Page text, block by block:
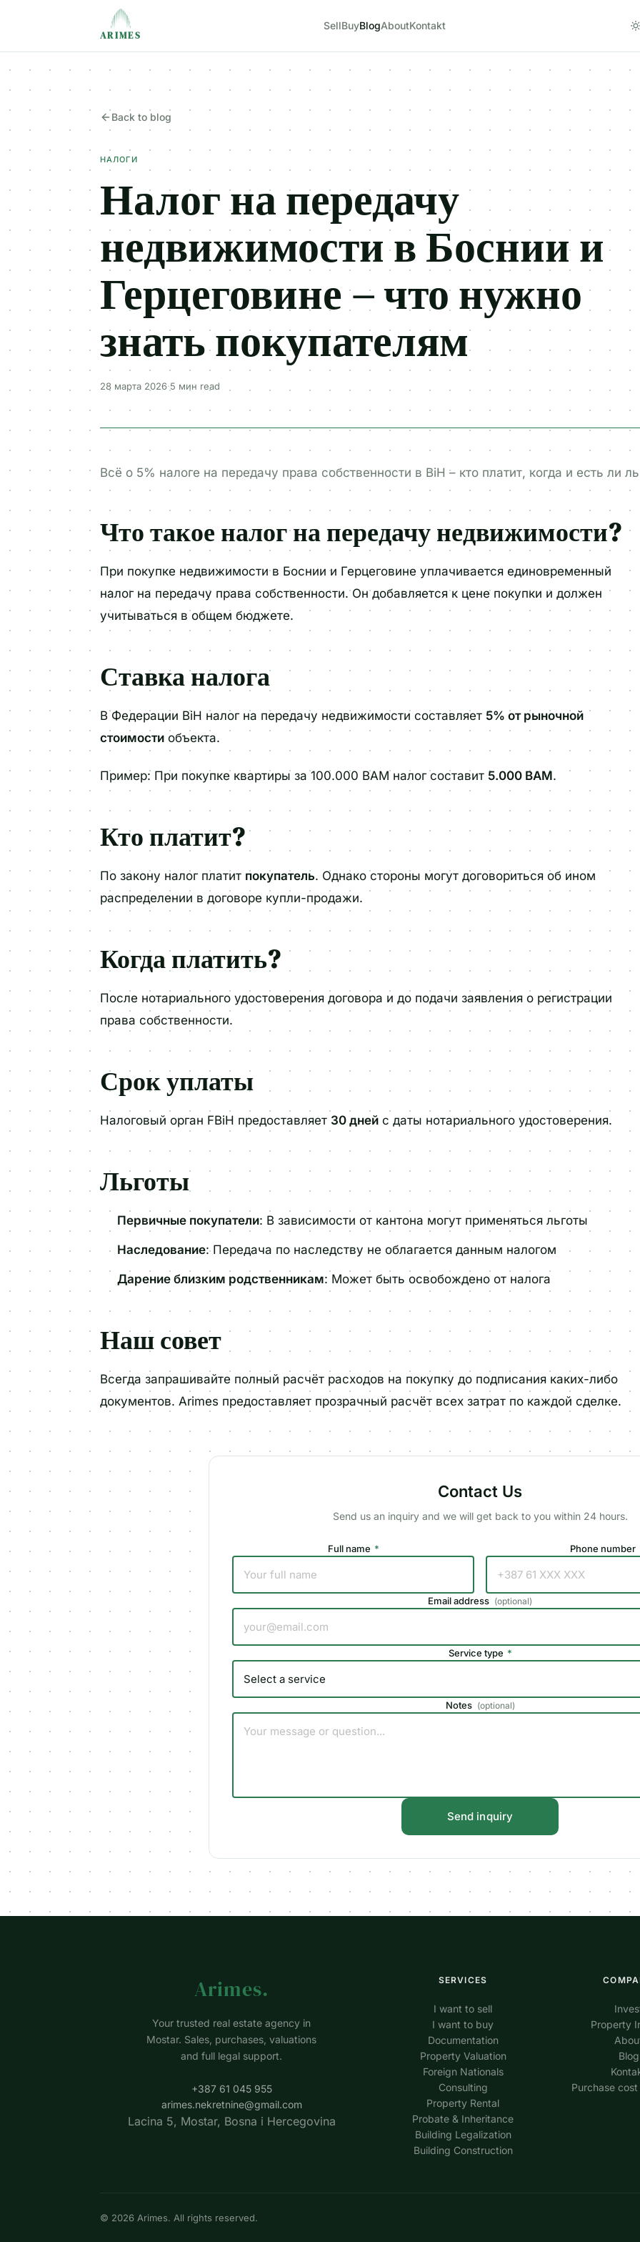
ARIMES
SellBuyBlogAboutKontakt
Back to blog
НАЛОГИ
Налог на передачу
недвижимости в Боснии и
Герцеговине – что нужно
знать покупателям
28 марта 2026·5 мин read
Всё о 5% налоге на передачу права собственности в BiH – кто платит, когда и есть ли
Что такое налог на передачу недвижимости?
При покупке недвижимости в Боснии и Герцеговине уплачивается единовременный
налог на передачу права собственности. Он добавляется к цене покупки и должен
учитываться в общем бюджете.
Ставка налога
В Федерации BiH налог на передачу недвижимости составляет 5% от рыночной
стоимости объекта.
Пример: При покупке квартиры за 100.000 BAM налог составит 5.000 BAM.
Кто платит?
По закону налог платит покупатель. Однако стороны могут договориться об ином
распределении в договоре купли-продажи.
Когда платить?
После нотариального удостоверения договора и до подачи заявления о регистрации
права собственности.
Срок уплаты
Налоговый орган FBiH предоставляет 30 дней с даты нотариального удостоверения.
Льготы
Первичные покупатели: В зависимости от кантона могут применяться льготы
Наследование: Передача по наследству не облагается данным налогом
Дарение близким родственникам: Может быть освобождено от налога
Наш совет
Всегда запрашивайте полный расчёт расходов на покупку до подписания каких-либо
документов. Arimes предоставляет прозрачный расчёт всех затрат по каждой сделке.
Contact Us
Send us an inquiry and we will get back to you within 24 hours.
Full name * Phone number
Email address (optional)
Service type *
Notes (optional)
Send inquiry
Arimes.
Your trusted real estate agency in
Mostar. Sales, purchases, valuations
and full legal support.
+387 61 045 955
arimes.nekretnine@gmail.com
Lacina 5, Mostar, Bosna i Hercegovina
SERVICES
I want to sell
I want to buy
Documentation
Property Valuation
Foreign Nationals
Consulting
Property Rental
Probate & Inheritance
Building Legalization
Building Construction
Property
Blog
Purchase
© 2026 Arimes. All rights reserved.